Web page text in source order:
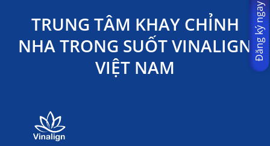
TRUNG TÂM KHAY CHỈNH
NHA TRONG SUỐT VINALIGN
VIỆT NAM
Đăng ký ngay